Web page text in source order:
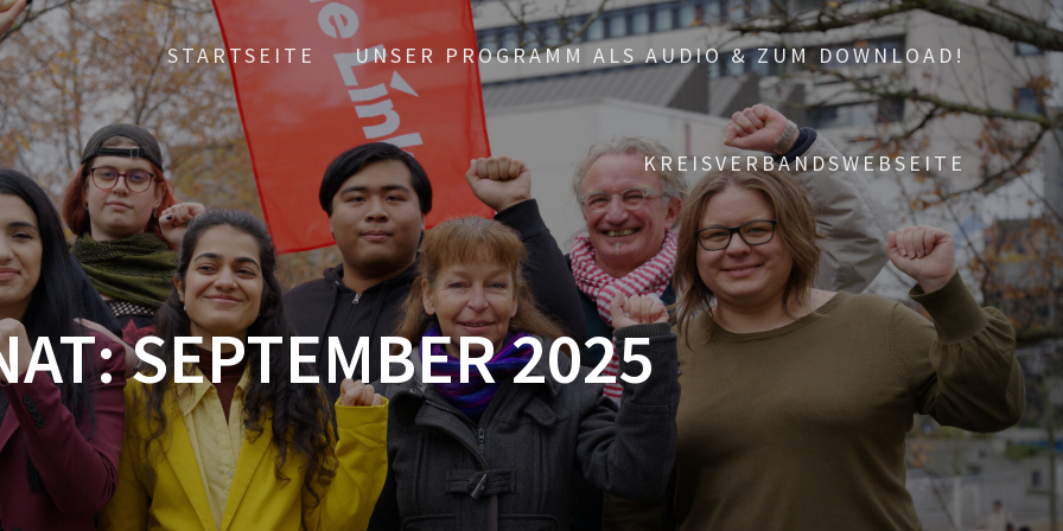
STARTSEITE UNSER PROGRAMM ALS AUDIO & ZUM DOWNLOAD!
KREISVERBANDSWEBSEITE
SEPTEMBER 2025